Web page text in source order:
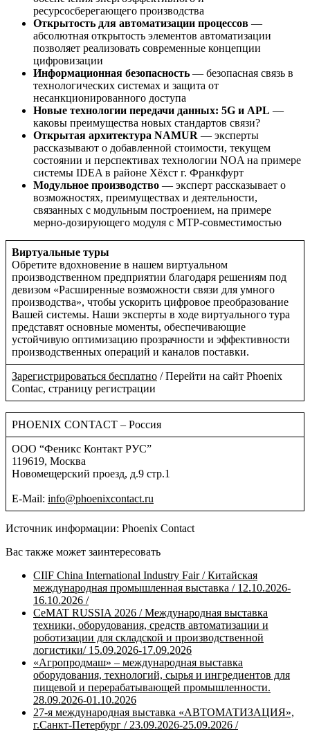
ресурсосберегающего производства
Открытость для автоматизации процессов —
абсолютная открытость элементов автоматизации
позволяет реализовать современные концепции
цифровизации
Информационная безопасность — безопасная связь в
технологических системах и защита от
несанкционированного доступа
Новые технологии передачи данных: 5G и APL —
каковы преимущества новых стандартов связи?
Открытая архитектура NAMUR — эксперты
рассказывают о добавленной стоимости, текущем
состоянии и перспективах технологии NOA на примере
системы IDEA в районе Хёхст г. Франкфурт
Модульное производство — эксперт рассказывает о
возможностях, преимуществах и деятельности,
связанных с модульным построением, на примере
мерно-дозирующего модуля с MTP-совместимостью
Виртуальные туры
Обретите вдохновение в нашем виртуальном
производственном предприятии благодаря решениям под
девизом «Расширенные возможности связи для умного
производства», чтобы ускорить цифровое преобразование
Вашей системы. Наши эксперты в ходе виртуального тура
представят основные моменты, обеспечивающие
устойчивую оптимизацию прозрачности и эффективности
производственных операций и каналов поставки.
Зарегистрироваться бесплатно / Перейти на сайт Phoenix
Contac, страницу регистрации
PHOENIX CONTACT – Россия
OOO “Феникс Контакт РУС”
119619, Москва
Новомещерский проезд, д.9 стр.1
E-Mail: info@phoenixcontact.ru
Источник информации: Phoenix Contact
Вас также может заинтересовать
CIIF China International Industry Fair / Китайская
международная промышленная выставка / 12.10.2026-
16.10.2026 /
CeMAT RUSSIA 2026 / Международная выставка
техники, оборудования, средств автоматизации и
роботизации для складской и производственной
логистики/ 15.09.2026-17.09.2026
«Агропродмаш» – международная выставка
оборудования, технологий, сырья и ингредиентов для
пищевой и перерабатывающей промышленности.
28.09.2026-01.10.2026
27-я международная выставка «АВТОМАТИЗАЦИЯ»,
г.Санкт-Петербург / 23.09.2026-25.09.2026 /